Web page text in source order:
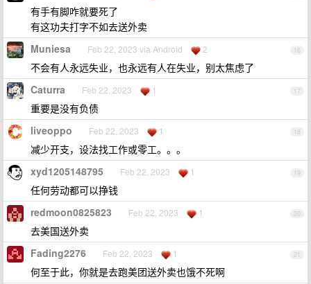
有手有脚咋就要死了
有这功夫打字不如去送外卖
16
Muniesa Feb 22, 2023 via Android 2
不会有人永远失业，也永远有人在失业，别太焦虑了
17
Caturra Feb 22, 2023 1
重要是没有负债
18
liveoppo Feb 22, 2023 1
减少开支，设法找工作或零工。。。
19
xyd1205148795 Feb 22, 2023 1
任何劳动都可以挣钱
20
redmoon0825823 Feb 22, 2023 1
去美国送外卖
21
Fading2276 Feb 22, 2023 1
何至于此，你就是去跑美团送外卖也饿不死啊